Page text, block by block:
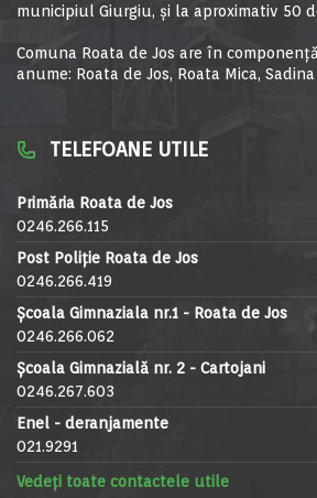
municipiul Giurgiu, şi la aproximativ 50
Comuna Roata de Jos are în
anume: Roata de Jos, Roata Mica,
TELEFOANE UTILE
Primăria Roata de Jos
0246.266.115
Post Poliție Roata de Jos
0246.266.419
Școala Gimnaziala nr.1 - Roata de Jos
0246.266.062
Școala Gimnazială nr. 2 - Cartojani
0246.267.603
Enel - deranjamente
021.9291
Vedeți toate contactele utile